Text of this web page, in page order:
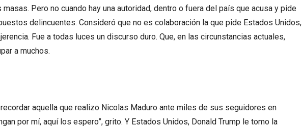
masas. Pero no cuando hay una autoridad, dentro o fuera del país que acusa y pide
delincuentes. Consideró que no es colaboración la que pide Estados Unidos,
Fue a todas luces un discurso duro. Que, en las circunstancias actuales,
a muchos.
recordar aquella que realizo Nicolas Maduro ante miles de sus seguidores en
por mí, aquí los espero”, grito. Y Estados Unidos, Donald Trump le tomo la